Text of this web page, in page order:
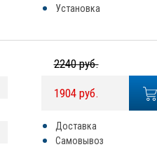
Установка
2240 руб.
1904 руб.
Доставка
Самовывоз